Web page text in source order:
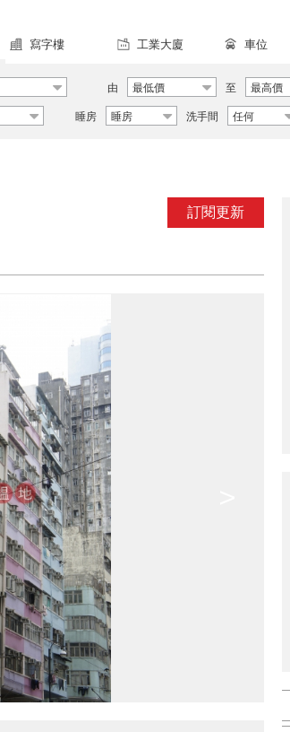
寫字樓 工業大廈 車位
由 最低價 至
最高價
睡房 睡房 洗手間 任何
訂閱更新